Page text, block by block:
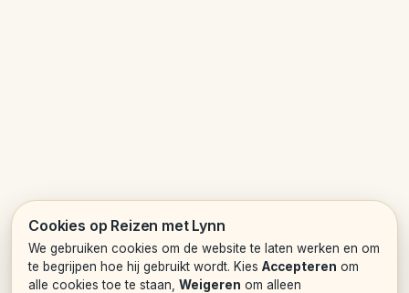
Cookies op Reizen met Lynn
We gebruiken cookies om de website te laten werken en om
te begrijpen hoe hij gebruikt wordt. Kies Accepteren om
alle cookies toe te staan, Weigeren om alleen